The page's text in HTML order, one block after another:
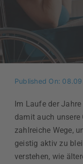
Published On:
Im Laufe der
damit auch unsere
zahlreiche Wege,
geistig aktiv zu
verstehen, wie